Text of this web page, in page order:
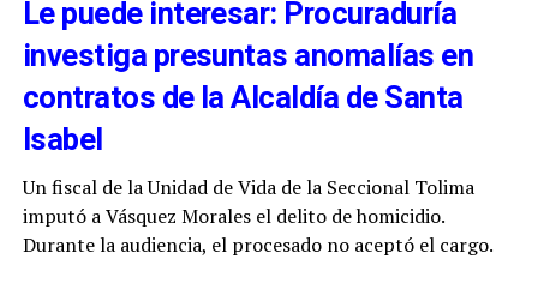
Le puede interesar: Procuraduría
investiga presuntas anomalías en
contratos de la Alcaldía de Santa
Isabel
Un fiscal de la Unidad de Vida de la Seccional Tolima
imputó a Vásquez Morales el delito de homicidio.
Durante la audiencia, el procesado no aceptó el cargo.